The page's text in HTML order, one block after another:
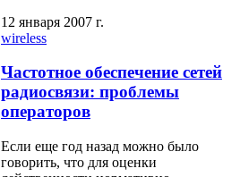
12 января 2007 г.
wireless
Частотное обеспечение сетей
радиосвязи: проблемы
операторов
Если еще год назад можно было
говорить, что для оценки